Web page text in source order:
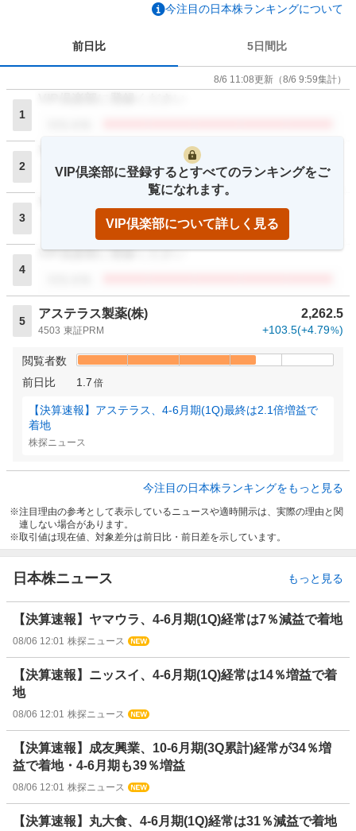
今注目の日本株ランキングについて
前日比 5日間比
8/6 11:08更新 （8/6 9:59集計）
1
2
VIP倶楽部に登録ください
閲覧者数
3
4
VIP倶楽部に登録ください
5
アステラス製薬(株) 2,262.5
4503 東証PRM +103.5(+4.79%)
閲覧者数
前日比
1.7 倍
【決算速報】アステラス、4-6月期(1Q)最終は2.1倍増益で
着地
株探ニュース
VIP倶楽部に登録するとすべてのランキングをご
覧になれます。
VIP倶楽部について詳しく見る
今注目の日本株ランキングをもっと見る
注目理由の参考として表示しているニュースや適時開示は、実際の理由と関
連しない場合があります。
取引値は現在値、対象差分は前日比・前日差を示しています。
日本株ニュース もっと見る
【決算速報】ヤマウラ、4-6月期(1Q)経常は7％減益で着地
08/06 12:01 株探ニュース
【決算速報】ニッスイ、4-6月期(1Q)経常は14％増益で着
地
08/06 12:01 株探ニュース
【決算速報】成友興業、10-6月期(3Q累計)経常が34％増
益で着地・4-6月期も39％増益
08/06 12:01 株探ニュース
【決算速報】丸大食、4-6月期(1Q)経常は31％減益で着地